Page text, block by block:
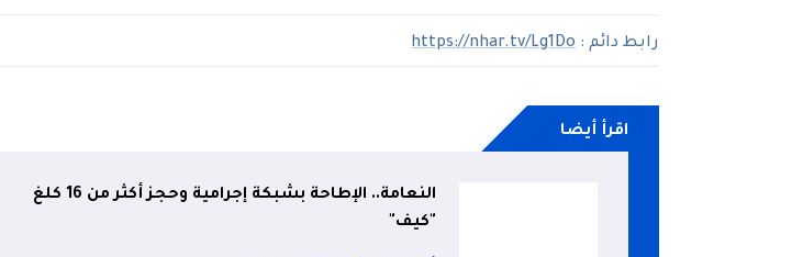
رابط دائم :https://nhar.tv/Lg1Do
اقرأ أيضا
النعامة.. الإطاحة بشبكة إجرامية وحجز أكثر من 16 كلغ
"كيف"